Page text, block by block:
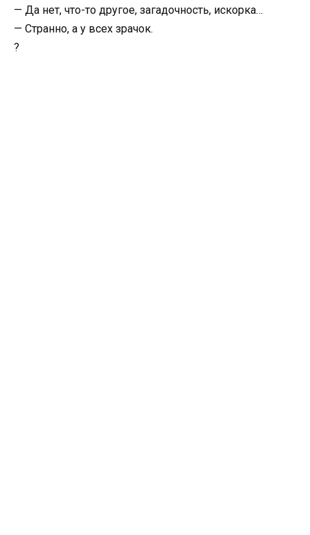
— Да нет, что-то другое, загадочность, искорка…
— Странно, а у всех зрачок.
?